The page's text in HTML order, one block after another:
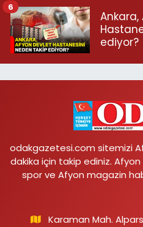
ediyor?
6
odakgazetesi.com sitemizi
dakika için takip ediniz.
spor ve Afyon magazin
Karaman Mah.